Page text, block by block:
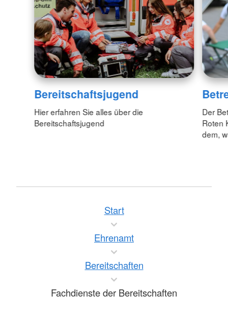
Bereitschaftsjugend
Hier erfahren Sie alles über die
Bereitschaftsjugend
Der
Roten
dem,
Start
Ehrenamt
Bereitschaften
Fachdienste der Bereitschaften